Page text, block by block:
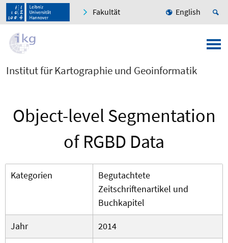
Fakultät English
Institut für Kartographie und Geoinformatik
Object-level Segmentation
of RGBD Data
Kategorien
Begutachtete
Zeitschriftenartikel und
Buchkapitel
Jahr
2014